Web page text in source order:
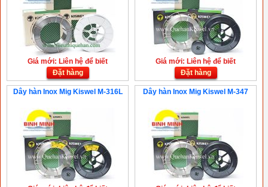
Giá mới: Liên hệ để biết
Đặt hàng
Giá mới: Liên hệ để biết
Đặt hàng
Dây hàn Inox Mig Kiswel M-316L Dây hàn Inox Mig Kiswel M-347